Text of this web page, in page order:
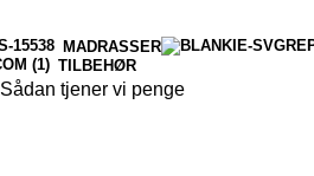
MADRASSER
TILBEHØR
Sådan tjener vi penge